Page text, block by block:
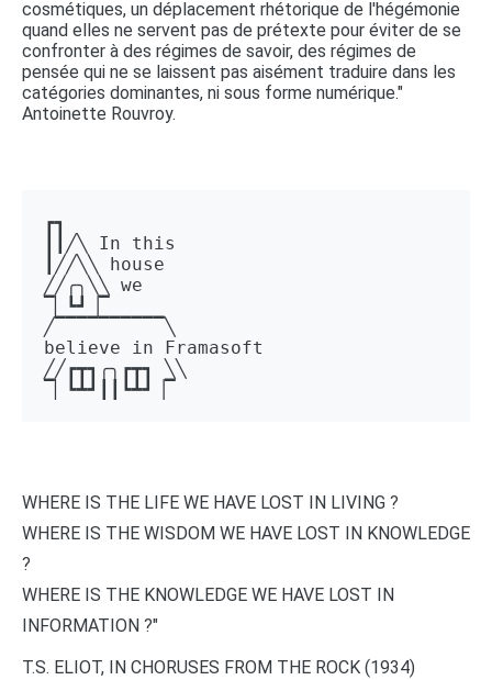
cosmétiques, un déplacement rhétorique de l'hégémonie
quand elles ne servent pas de prétexte pour éviter de se
confronter à des régimes de savoir, des régimes de
pensée qui ne se laissent pas aisément traduire dans les
catégories dominantes, ni sous forme numérique."
Antoinette Rouvroy.
┏┓
┃┃╱╲ In this
┃╱╱╲╲ house
╱╱╭╮╲╲ we
▔▏┗┛▕▔
╱▔▔▔▔▔▔▔▔▔▔╲
believe in Framasoft
╱╱┏┳┓╭╮┏┳┓ ╲╲
▔▏┗┻┛┃┃┗┻┛▕▔
WHERE IS THE LIFE WE HAVE LOST IN LIVING ?
WHERE IS THE WISDOM WE HAVE LOST IN KNOWLEDGE
?
WHERE IS THE KNOWLEDGE WE HAVE LOST IN
INFORMATION ?"
T.S. ELIOT, IN CHORUSES FROM THE ROCK (1934)